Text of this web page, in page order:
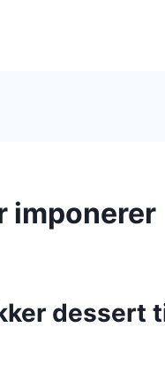
imponerer
dessert